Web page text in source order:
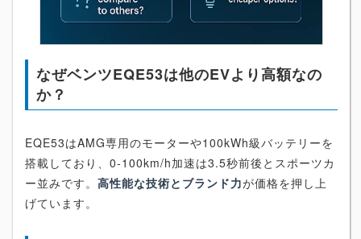
なぜベンツEQE53は他のEVより高額なの
か？
EQE53はAMG専用のモーターや100kWh級バッテリーを
搭載しており、0-100km/h加速は3.5秒前後とスポーツカ
ー並みです。 高性能な技術とブランド力が価格を押し上
げています。